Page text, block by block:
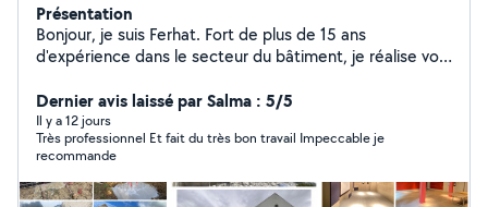
Présentation
Bonjour, je suis Ferhat. Fort de plus de 15 ans
d'expérience dans le secteur du bâtiment, je réalise vos
qualité, la solidité et la satisfaction de mes clients sont
mes priorités. Je propose mes services dans les
domaines suivants : * Gros œuvre et finitions *
Maçonnerie (construction de murs, coffrage) * Pose de
carrelage et faïence * Plâtrerie, peinture et décoration *
Dernier avis laissé par Salma : 5/5
Il y a 12 jours
Très professionnel Et fait du très bon travail Impeccable je
recommande